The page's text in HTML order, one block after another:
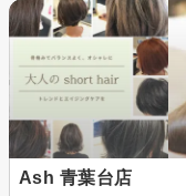
Ash 青葉台店